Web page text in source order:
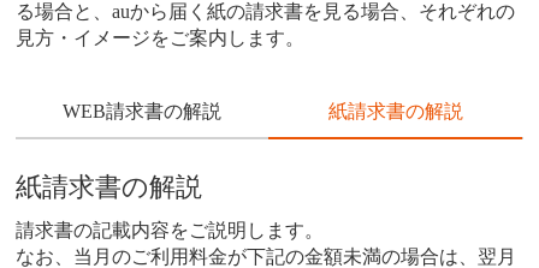
る場合と、auから届く紙の請求書を見る場合、それぞれの
見方・イメージをご案内します。
WEB請求書の解説 紙請求書の解説
紙請求書の解説
請求書の記載内容をご説明します。
なお、当月のご利用料金が下記の金額未満の場合は、翌月